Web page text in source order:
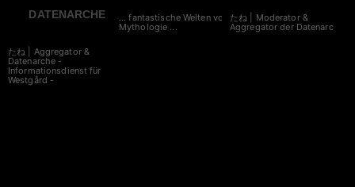
DATENARCHE
たね | Aggregator &
Datenarche -
Informationsdienst für
Westgård -
... fantastische Welten von
Mythologie ...
たね | Moderator &
Aggregator der Datenarche